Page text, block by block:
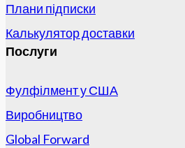
Плани підписки
Калькулятор доставки
Послуги
Фулфілмент у США
Виробництво
Global Forward